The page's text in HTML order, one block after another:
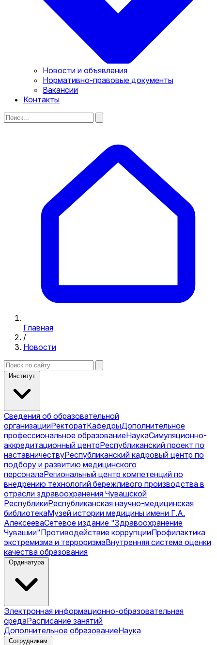
Новости и объявления
Нормативно-правовые документы
Вакансии
Контакты
Главная
/
Новости
Институт
Сведения об образовательной
организацииРекторатКафедрыДополнительное
профессиональное образованиеНаукаСимуляционно-
аккредитационный центрРеспубликанский проект по
наставничествуРеспубликанский кадровый центр по
подбору и развитию медицинского
персоналаРегиональный центр компетенций по
внедрению технологий бережливого производства в
отрасли здравоохранения Чувашской
РеспубликиРеспубликанская научно-медицинская
библиотекаМузей истории медицины имени Г.А.
АлексееваСетевое издание "Здравоохранение
Чувашии"Противодействие коррупцииПрофилактика
экстремизма и терроризмаВнутренняя система оценки
качества образования
Ординатура
Электронная информационно-образовательная
средаРасписание занятий
Дополнительное образованиеНаука
Сотрудникам